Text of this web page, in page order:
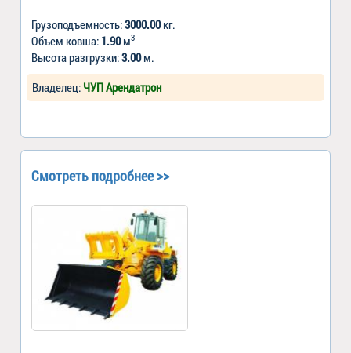
Грузоподъемность:3000.00кг.
Объем ковша: 1.90м3
Высота разгрузки:3.00м.
Владелец: ЧУП Арендатрон
Смотреть подробнее >>